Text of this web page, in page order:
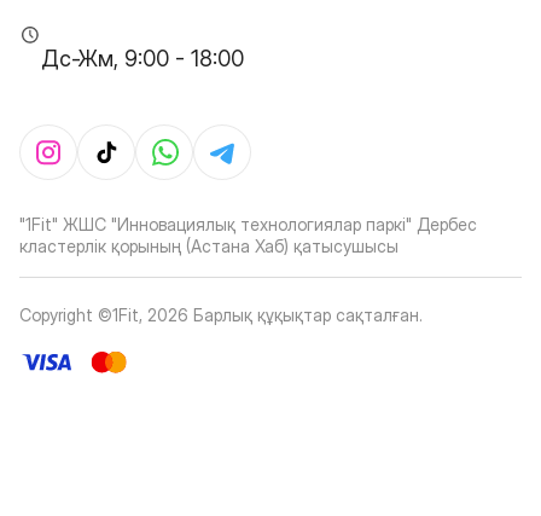
Дс-Жм, 9:00 - 18:00
"1Fit" ЖШС "Инновациялық технологиялар паркі" Дербес
кластерлік қорының (Астана Хаб) қатысушысы
Copyright ©1Fit, 2026 Барлық құқықтар сақталған.